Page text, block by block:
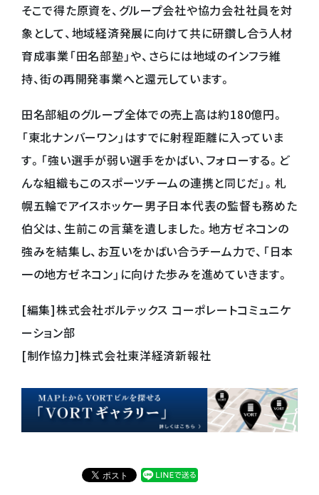
そこで得た原資を、グループ会社や協力会社社員を対
象として、地域経済発展に向けて共に研鑽し合う人材
育成事業「田名部塾」や、さらには地域のインフラ維
持、街の再開発事業へと還元しています。
田名部組のグループ全体での売上高は約180億円。
「東北ナンバーワン」はすでに射程距離に入っていま
す。「強い選手が弱い選手をかばい、フォローする。ど
んな組織もこのスポーツチームの連携と同じだ」。札
幌五輪でアイスホッケー男子日本代表の監督も務めた
伯父は、生前この言葉を遺しました。地方ゼネコンの
強みを結集し、お互いをかばい合うチーム力で、「日本
一の地方ゼネコン」に向けた歩みを進めていきます。
[編集]株式会社ボルテックス コーポレートコミュニケ
ーション部
[制作協力]株式会社東洋経済新報社